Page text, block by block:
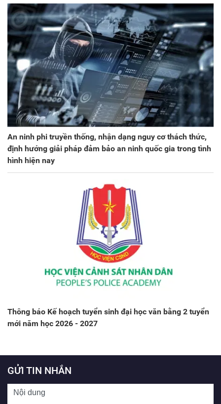
An ninh phi truyền thống, nhận dạng nguy cơ thách thức,
định hướng giải pháp đảm bảo an ninh quốc gia trong tình
hình hiện nay
Thông báo Kế hoạch tuyển sinh đại học văn bằng 2 tuyển
mới năm học 2026 - 2027
GỬI TIN NHẮN